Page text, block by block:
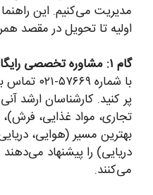
مدیریت می‌کنیم. این راهنما
اولیه تا تحویل در مقصد
گام ۱: مشاوره تخصصی رایگان و تعیین استراتژی حمل
با شماره
پر کنید. کارشناسان ارشد
تجاری، مواد غذایی،
بهترین مسیر (هوایی،
دریایی) را پیشنهاد
می‌کنند.